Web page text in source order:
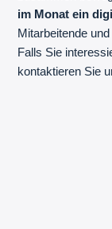
im Monat ein
Mitarbeitende
Falls Sie
kontaktieren Sie